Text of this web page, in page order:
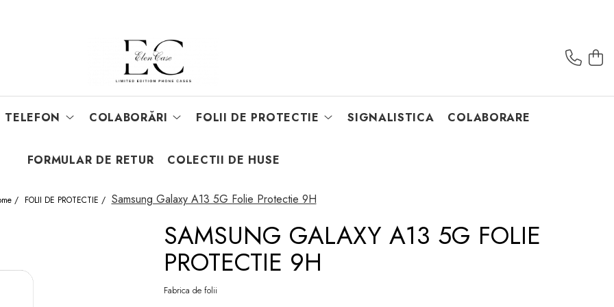
TELEFON COLABORĂRI FOLII DE PROTECTIE SIGNALISTICA COLABORARE
FORMULAR DE RETUR COLECTII DE HUSE
/ FOLII DE PROTECTIE / Samsung Galaxy A13 5G Folie Protectie 9H
SAMSUNG GALAXY A13 5G FOLIE
PROTECTIE 9H
Fabrica de folii